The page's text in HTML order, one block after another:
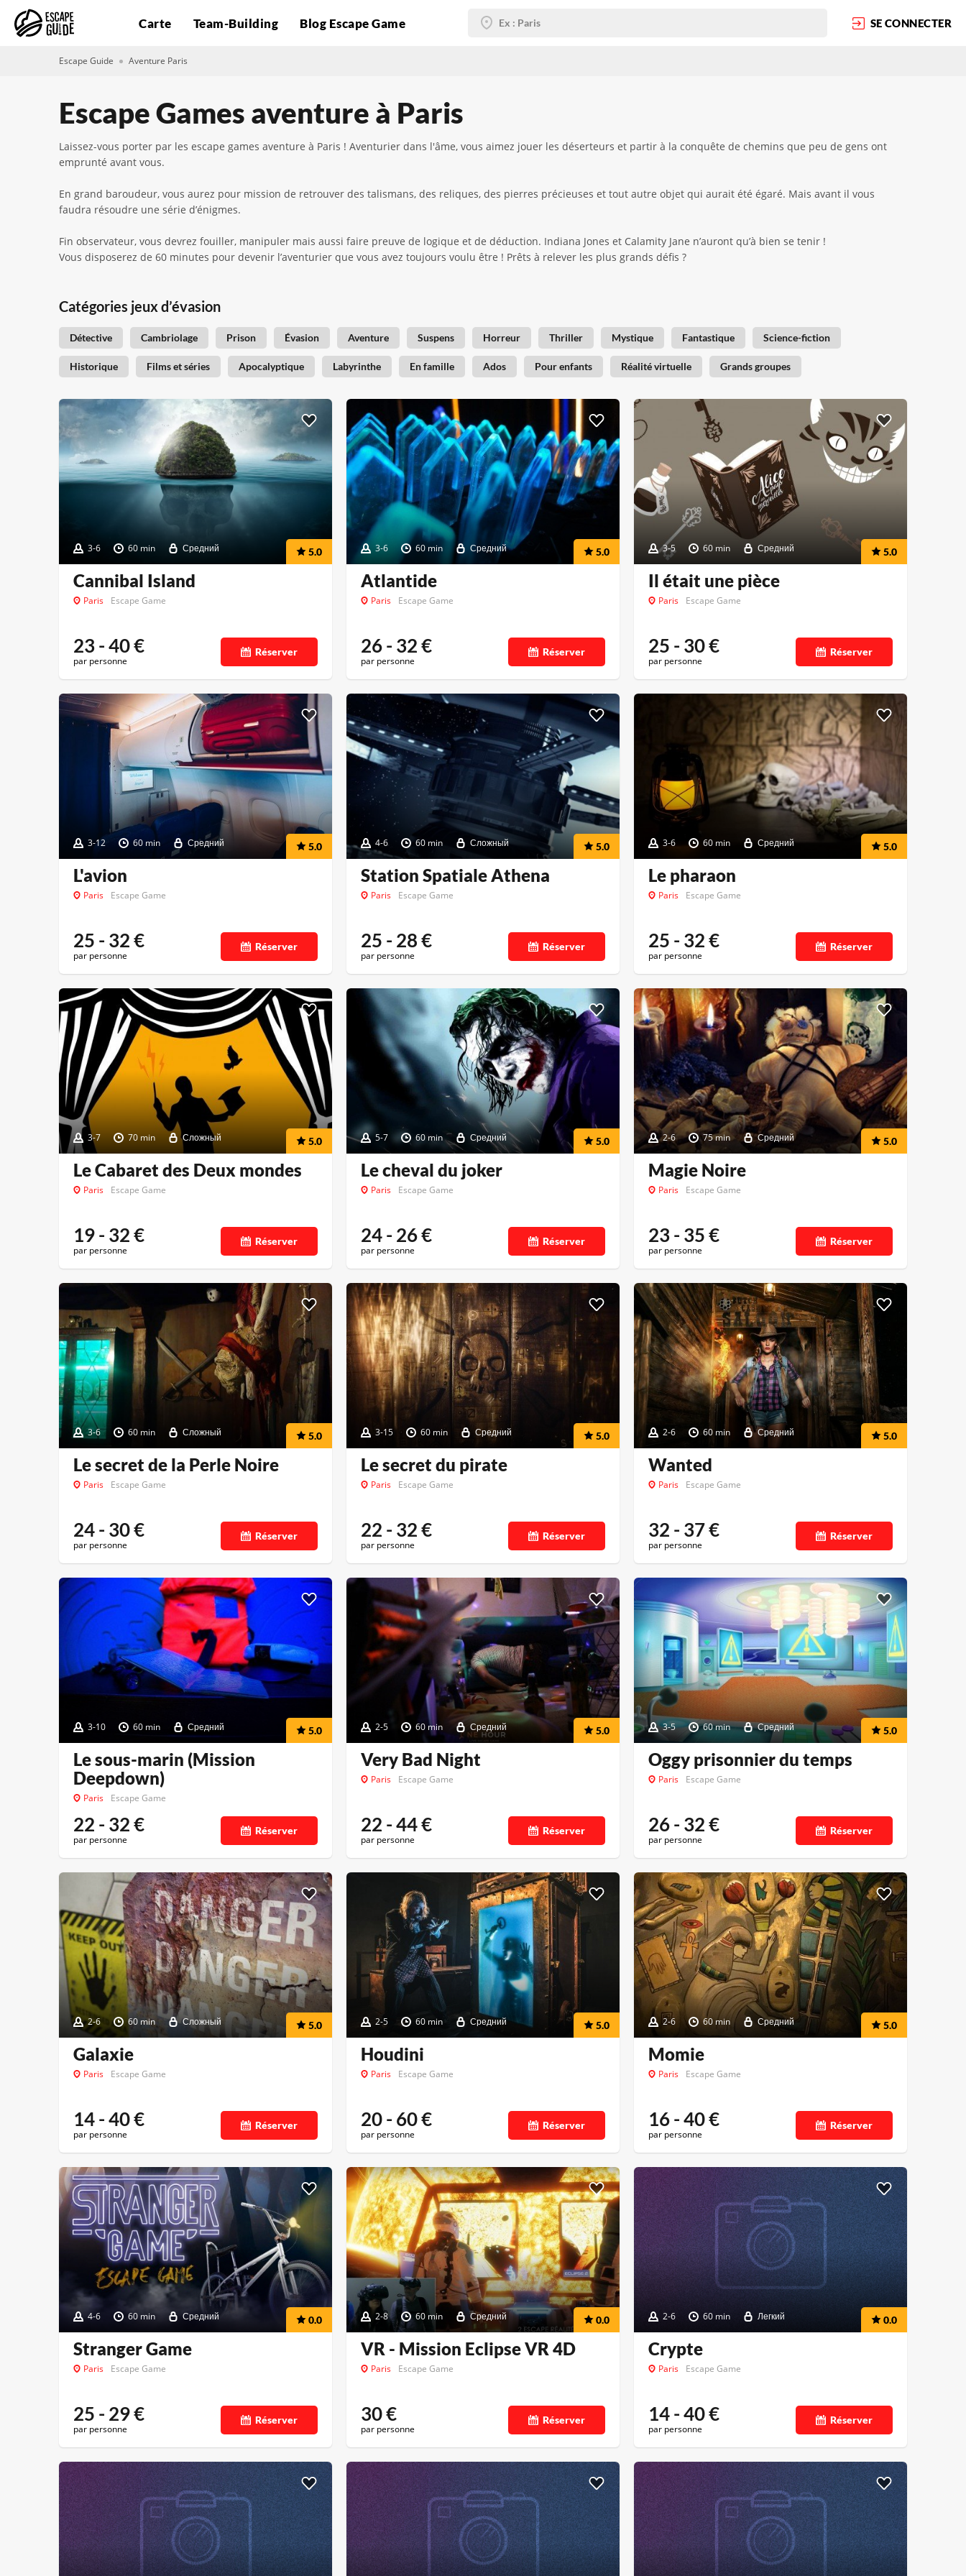
Carte Team-Building Blog Escape Game SE CONNECTER
Escape Guide Aventure Paris
Escape Games aventure à Paris
Laissez-vous porter par les escape games aventure à Paris ! Aventurier dans l'âme, vous aimez jouer les déserteurs et partir à la conquête de chemins que peu de gens ont
emprunté avant vous.
En grand baroudeur, vous aurez pour mission de retrouver des talismans, des reliques, des pierres précieuses et tout autre objet qui aurait été égaré. Mais avant il vous
faudra résoudre une série d’énigmes.
Fin observateur, vous devrez fouiller, manipuler mais aussi faire preuve de logique et de déduction. Indiana Jones et Calamity Jane n’auront qu’à bien se tenir !
Vous disposerez de 60 minutes pour devenir l’aventurier que vous avez toujours voulu être ! Prêts à relever les plus grands défis ?
Catégories jeux d’évasion
Détective Cambriolage Prison Évasion Aventure Suspens Horreur Thriller Mystique Fantastique Science-fiction
Historique Films et séries Apocalyptique Labyrinthe En famille Ados Pour enfants Réalité virtuelle Grands groupes
3-6 60 min Средний 5.0
Cannibal Island
Paris Escape Game
23 - 40€
par personne
Réserver
3-6 60 min Средний 5.0
Atlantide
Paris Escape Game
26 - 32€
par personne
Réserver
3-5 60 min Средний 5.0
Il était une pièce
Paris Escape Game
25 - 30€
par personne
Réserver
3-12 60 min Средний 5.0
L'avion
Paris Escape Game
25 - 32€
par personne
Réserver
4-6 60 min Сложный 5.0
Station Spatiale Athena
Paris Escape Game
25 - 28€
par personne
Réserver
3-6 60 min Средний 5.0
Le pharaon
Paris Escape Game
25 - 32€
par personne
Réserver
3-7 70 min Сложный 5.0
Le Cabaret des Deux mondes
Paris Escape Game
19 - 32€
par personne
Réserver
5-7 60 min Средний 5.0
Le cheval du joker
Paris Escape Game
24 - 26€
par personne
Réserver
2-6 75 min Средний 5.0
Magie Noire
Paris Escape Game
23 - 35€
par personne
Réserver
3-6 60 min Сложный 5.0
Le secret de la Perle Noire
Paris Escape Game
24 - 30€
par personne
Réserver
3-15 60 min Средний 5.0
Le secret du pirate
Paris Escape Game
22 - 32€
par personne
Réserver
2-6 60 min Средний 5.0
Wanted
Paris Escape Game
32 - 37€
par personne
Réserver
3-10 60 min Средний 5.0
Le sous-marin (Mission
Deepdown)
Paris Escape Game
22 - 32€
par personne
Réserver
2-5 60 min Средний 5.0
Very Bad Night
Paris Escape Game
22 - 44€
par personne
Réserver
3-5 60 min Средний 5.0
Oggy prisonnier du temps
Paris Escape Game
26 - 32€
par personne
Réserver
2-6 60 min Сложный 5.0
Galaxie
Paris Escape Game
14 - 40€
par personne
Réserver
2-5 60 min Средний 5.0
Houdini
Paris Escape Game
20 - 60€
par personne
Réserver
2-6 60 min Средний 5.0
Momie
Paris Escape Game
16 - 40€
par personne
Réserver
4-6 60 min Средний 0.0
Stranger Game
Paris Escape Game
25 - 29€
par personne
Réserver
2-8 60 min Средний 0.0
VR - Mission Eclipse VR 4D
Paris Escape Game
30€
par personne
Réserver
2-6 60 min Легкий 0.0
Crypte
Paris Escape Game
14 - 40€
par personne
Réserver